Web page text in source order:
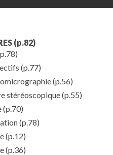
(p.82)
(p.77)
(p.56)
stéréoscopique(p.55)
(p.70)
(p.78)
(p.12)
(p.36)